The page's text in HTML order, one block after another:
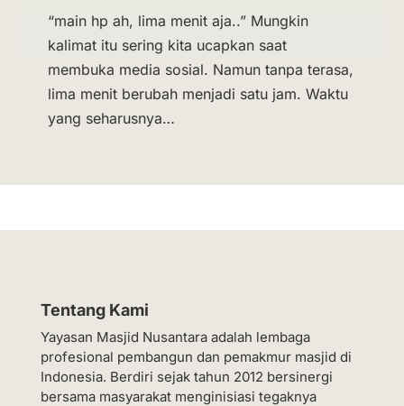
“main hp ah, lima menit aja..” Mungkin
kalimat itu sering kita ucapkan saat
membuka media sosial. Namun tanpa terasa,
lima menit berubah menjadi satu jam. Waktu
yang seharusnya…
Tentang Kami
Yayasan Masjid Nusantara adalah lembaga
profesional pembangun dan pemakmur masjid di
Indonesia. Berdiri sejak tahun 2012 bersinergi
bersama masyarakat menginisiasi tegaknya